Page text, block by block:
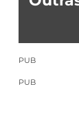
PUB
PUB